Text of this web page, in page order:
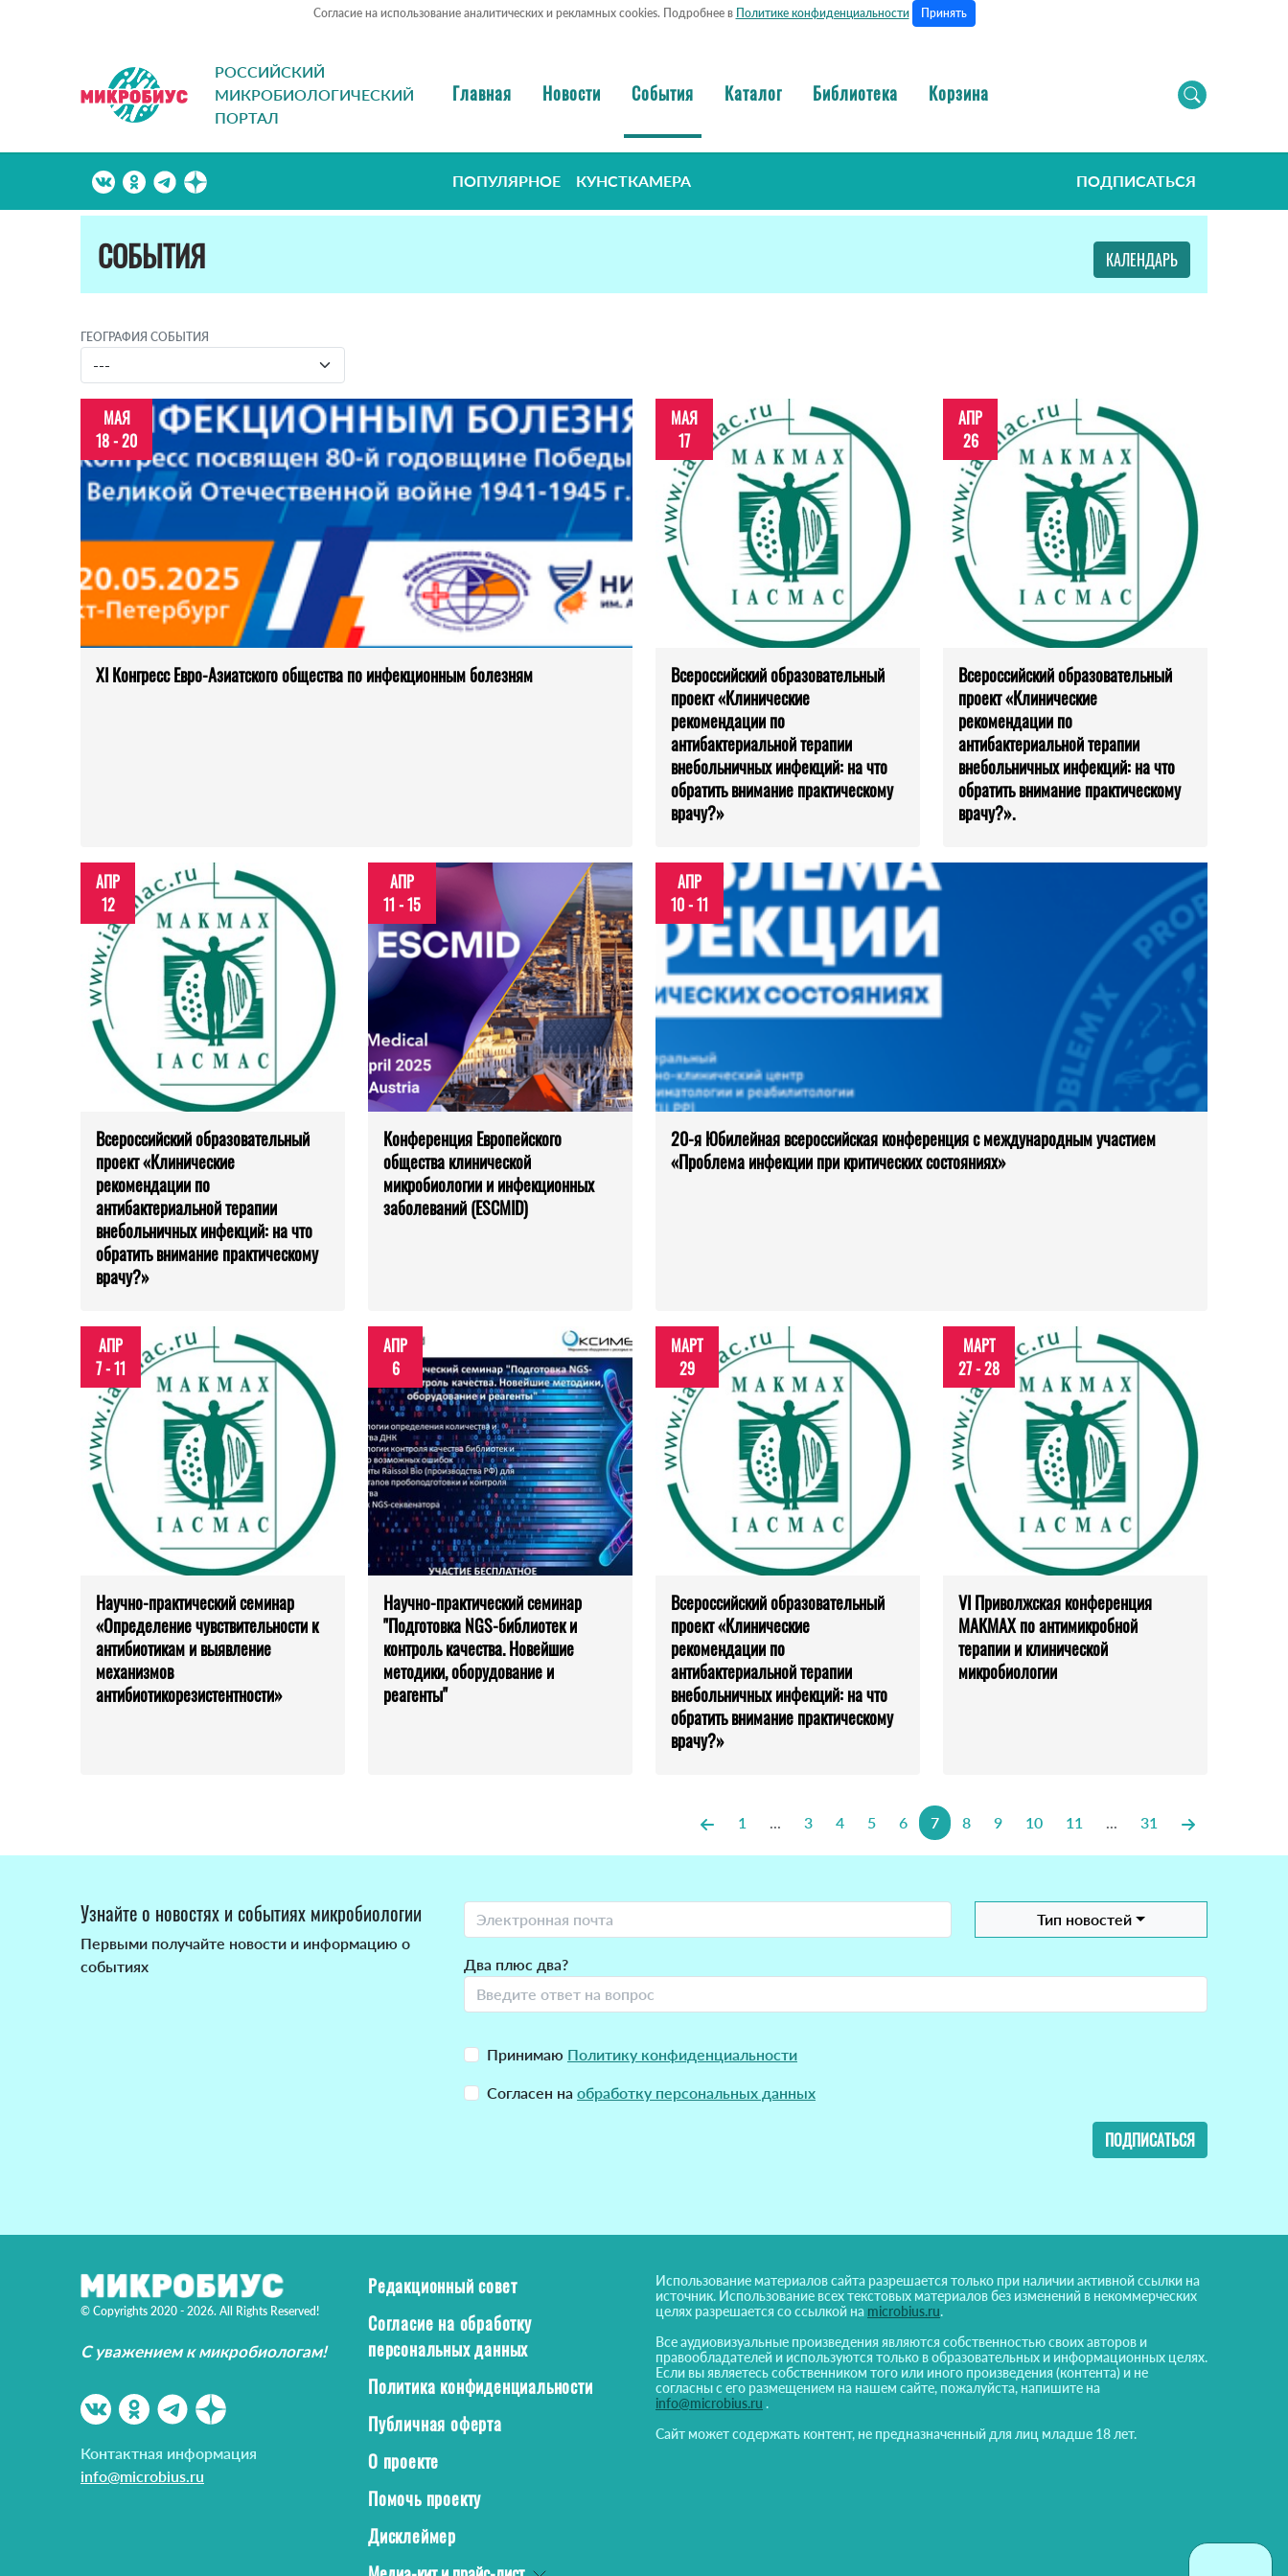
Согласие на использование аналитических и рекламных cookies. Подробнее в Политике конфиденциальности Принять
РОССИЙСКИЙ
МИКРОБИОЛОГИЧЕСКИЙ
ПОРТАЛ
Главная Новости События Каталог Библиотека Корзина
ПОПУЛЯРНОЕ КУНСТКАМЕРА ПОДПИСАТЬСЯ
СОБЫТИЯ КАЛЕНДАРЬ
ГЕОГРАФИЯ СОБЫТИЯ
МАЯ
18 - 20
XI Конгресс Евро-Азиатского общества по инфекционным болезням
МАЯ
17
Всероссийский образовательный
проект «Клинические
рекомендации по
антибактериальной терапии
внебольничных инфекций: на что
обратить внимание практическому
врачу?»
АПР
26
Всероссийский образовательный
проект «Клинические
рекомендации по
антибактериальной терапии
внебольничных инфекций: на что
обратить внимание практическому
врачу?».
АПР
12
Всероссийский образовательный
проект «Клинические
рекомендации по
антибактериальной терапии
внебольничных инфекций: на что
обратить внимание практическому
врачу?»
АПР
11 - 15
Конференция Европейского
общества клинической
микробиологии и инфекционных
заболеваний (ESCMID)
АПР
10 - 11
20-я Юбилейная всероссийская конференция с международным участием
«Проблема инфекции при критических состояниях»
АПР
7 - 11
Научно-практический семинар
«Определение чувствительности к
антибиотикам и выявление
механизмов
антибиотикорезистентности»
АПР
6
Научно-практический семинар
"Подготовка NGS-библиотек и
контроль качества. Новейшие
методики, оборудование и
реагенты"
МАРТ
29
Всероссийский образовательный
проект «Клинические
рекомендации по
антибактериальной терапии
внебольничных инфекций: на что
обратить внимание практическому
врачу?»
МАРТ
27 - 28
VI Приволжская конференция
МАКМАХ по антимикробной
терапии и клинической
микробиологии
1 ... 3 4 5 6 7 8 9 10 11 ... 31
Узнайте о новостях и событиях микробиологии
Первыми получайте новости и информацию о
событиях
Тип новостей
Два плюс два?
Принимаю Политику конфиденциальности
Согласен на обработку персональных данных
ПОДПИСАТЬСЯ
© Copyrights 2020 - 2026. All Rights Reserved!
С уважением к микробиологам!
Контактная информация
info@microbius.ru
Редакционный совет
Согласие на обработку
персональных данных
Политика конфиденциальности
Публичная оферта
О проекте
Помочь проекту
Дисклеймер
Использование материалов сайта разрешается только при наличии активной ссылки на
источник. Использование всех текстовых материалов без изменений в некоммерческих
целях разрешается со ссылкой на microbius.ru.
Все аудиовизуальные произведения являются собственностью своих авторов и
правообладателей и используются только в образовательных и информационных целях.
Если вы являетесь собственником того или иного произведения (контента) и не
согласны с его размещением на нашем сайте, пожалуйста, напишите на
info@microbius.ru .
Сайт может содержать контент, не предназначенный для лиц младше 18 лет.